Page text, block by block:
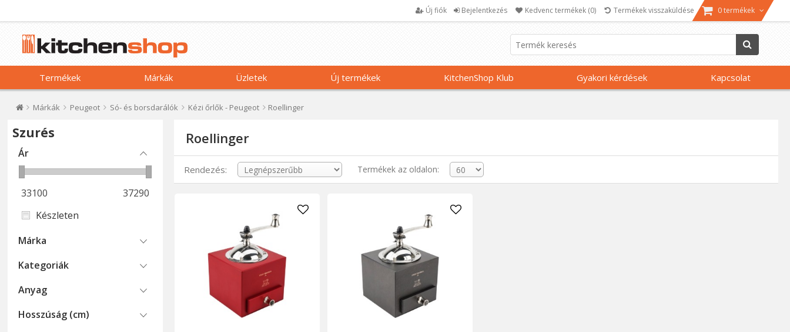
Új fiók Bejelentkezés Kedvenc termékek (0) Termékek visszaküldése 0 termékek
Termékek Márkák Üzletek Új termékek KitchenShop Klub Gyakori kérdések Kapcsolat
Márkák Peugeot Só- és borsdarálók Kézi őrlők - Peugeot Roellinger
Szurés
Ár
33100
37290
Készleten
Márka
Kategoriák
Anyag
Hosszúság (cm)
Roellinger
Rendezés: Termékek az oldalon: